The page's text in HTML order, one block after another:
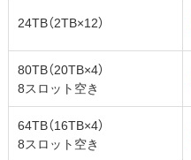
24TB（2TB×12）
80TB（20TB×4）
8スロット空き
64TB（16TB×4）
8スロット空き